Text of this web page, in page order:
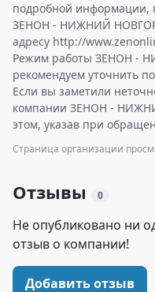
подробной информации,
ЗЕНОН - НИЖНИЙ
адресу http://
Режим работы ЗЕНОН -
рекомендуем уточнить
Если вы заметили
компании ЗЕНОН -
этом, указав при
Страница организации
Отзывы 0
Не опубликовано ни
отзыв о компании!
Добавить отзыв